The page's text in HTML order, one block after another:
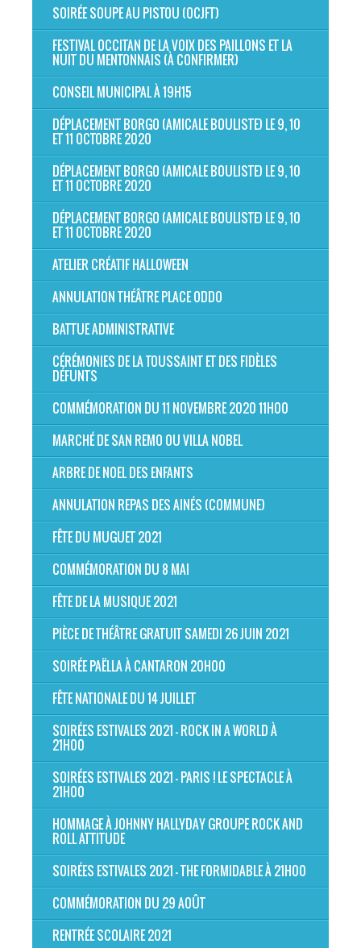
SOIRÉE SOUPE AU PISTOU (OCJFT)
FESTIVAL OCCITAN DE LA VOIX DES PAILLONS ET LA
NUIT DU MENTONNAIS (À CONFIRMER)
CONSEIL MUNICIPAL À 19H15
DÉPLACEMENT BORGO (AMICALE BOULISTE) LE 9, 10
ET 11 OCTOBRE 2020
DÉPLACEMENT BORGO (AMICALE BOULISTE) LE 9, 10
ET 11 OCTOBRE 2020
DÉPLACEMENT BORGO (AMICALE BOULISTE) LE 9, 10
ET 11 OCTOBRE 2020
ATELIER CRÉATIF HALLOWEEN
ANNULATION THÉÂTRE PLACE ODDO
BATTUE ADMINISTRATIVE
CÉRÉMONIES DE LA TOUSSAINT ET DES FIDÈLES
DÉFUNTS
COMMÉMORATION DU 11 NOVEMBRE 2020 11H00
MARCHÉ DE SAN REMO OU VILLA NOBEL
ARBRE DE NOEL DES ENFANTS
ANNULATION REPAS DES AINÉS (COMMUNE)
FÊTE DU MUGUET 2021
COMMÉMORATION DU 8 MAI
FÊTE DE LA MUSIQUE 2021
PIÈCE DE THÉÂTRE GRATUIT SAMEDI 26 JUIN 2021
SOIRÉE PAËLLA À CANTARON 20H00
FÊTE NATIONALE DU 14 JUILLET
SOIRÉES ESTIVALES 2021 - ROCK IN A WORLD À
21H00
SOIRÉES ESTIVALES 2021 - PARIS ! LE SPECTACLE À
21H00
HOMMAGE À JOHNNY HALLYDAY GROUPE ROCK AND
ROLL ATTITUDE
SOIRÉES ESTIVALES 2021 - THE FORMIDABLE À 21H00
COMMÉMORATION DU 29 AOÛT
RENTRÉE SCOLAIRE 2021